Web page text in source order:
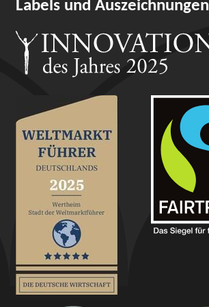
Labels und Auszeichnungen